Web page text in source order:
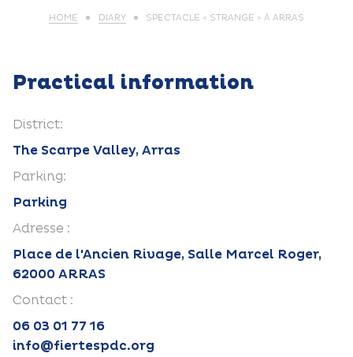
HOME DIARY SPECTACLE « STRANGE » À ARRAS
Practical information
District:
The Scarpe Valley, Arras
Parking:
Parking
Adresse :
Place de l'Ancien Rivage, Salle Marcel Roger,
62000 ARRAS
Contact :
06 03 01 77 16
info@fiertespdc.org